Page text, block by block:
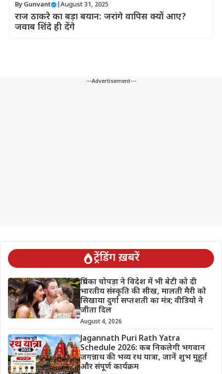
By Gunvant August 31, 2025
राज ठाकरे का बड़ा बयान: जरांगे वापिस क्यों आए?
जवाब शिंदे ही देंगे
---Advertisement---
ट्रेंडिंग ख़बरें
प्रियंका चोपड़ा ने विदेश में भी बेटी को दी
भारतीय संस्कृति की सीख, मालती मैरी को
सिखाया दुर्गा सप्तशती का मंत्र; वीडियो ने
जीता दिल
August 4, 2026
Jagannath Puri Rath Yatra
Schedule 2026: कब निकलेगी भगवान
जगन्नाथ की भव्य रथ यात्रा, जानें शुभ मुहूर्त
और संपूर्ण कार्यक्रम